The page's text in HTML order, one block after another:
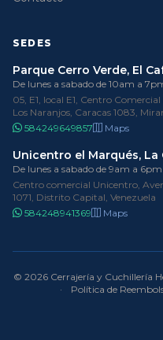
SEDES
Parque Cerro Verde, El
De lunes a sabado de 10am a
05, E1, local E1, Centro
Los Naranjos, Caracas 1083,
584249649857
Maps
Unicentro el Marqués, La
De lunes a sabado de 9am a 6pm
Centro comercial Unicentro,
1071, Distrito Capital, Venezuela
584248941369
Maps
© 2026 Cerrajería y Cuchillería
·
Política de